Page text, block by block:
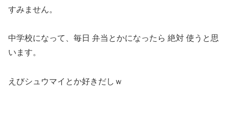
すみません。
中学校になって、毎日 弁当とかになったら 絶対 使うと思
います。
えびシュウマイとか好きだしｗ